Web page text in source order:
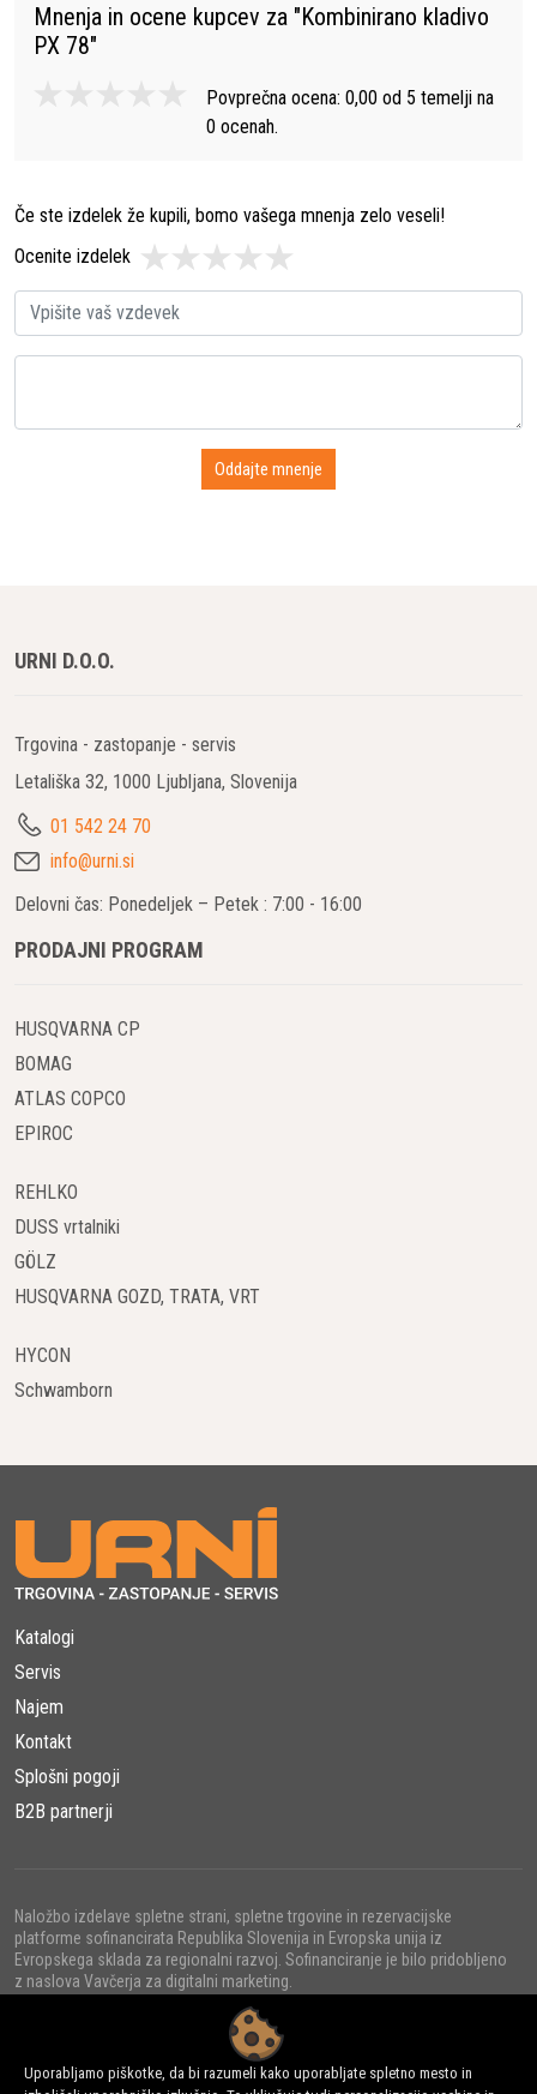
Mnenja in ocene kupcev za "Kombinirano kladivo
PX 78"
Povprečna ocena: 0,00 od 5 temelji na
0 ocenah.
Če ste izdelek že kupili, bomo vašega mnenja zelo veseli!
Ocenite izdelek
Uporabljamo piškotke, da bi razumeli kako uporabljate spletno mesto in
URNI D.O.O.
Trgovina - zastopanje - servis
Letališka 32, 1000 Ljubljana, Slovenija
01 542 24 70
info@urni.si
Delovni čas: Ponedeljek – Petek : 7:00 - 16:00
PRODAJNI PROGRAM
HUSQVARNA CP
BOMAG
ATLAS COPCO
EPIROC
REHLKO
DUSS vrtalniki
GÖLZ
HUSQVARNA GOZD, TRATA, VRT
HYCON
Schwamborn
Katalogi
Servis
Najem
Kontakt
Splošni pogoji
B2B partnerji
Naložbo izdelave spletne strani, spletne trgovine in rezervacijske
platforme sofinancirata Republika Slovenija in Evropska unija iz
Evropskega sklada za regionalni razvoj. Sofinanciranje je bilo pridobljeno
z naslova Vavčerja za digitalni marketing.